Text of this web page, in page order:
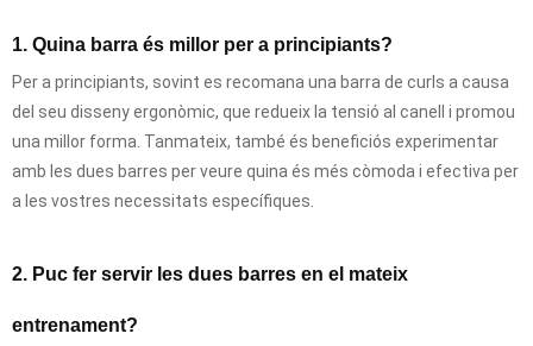
1. Quina barra és millor per a principiants?
Per a principiants, sovint es recomana una barra de curls a causa
del seu disseny ergonòmic, que redueix la tensió al canell i promou
una millor forma. Tanmateix, també és beneficiós experimentar
amb les dues barres per veure quina és més còmoda i efectiva per
a les vostres necessitats específiques.
2. Puc fer servir les dues barres en el mateix
entrenament?